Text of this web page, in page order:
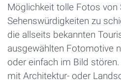
Möglichkeit tolle Fotos von
Sehenswürdigkeiten zu
die allseits bekannten
ausgewählten Fotomotive
oder einfach im Bild
mit Architektur- oder